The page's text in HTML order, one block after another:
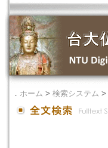
． ホーム > 検索システム >